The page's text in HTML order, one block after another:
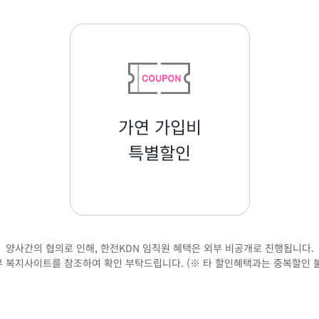
가연 가입비
특별할인
양사간의 협의로 인해, 한전KDN 임직원 혜택은 외부 비공개로 진행됩니다.
복지사이트를 참조하여 확인 부탁드립니다. (※ 타 할인혜택과는 중복할인